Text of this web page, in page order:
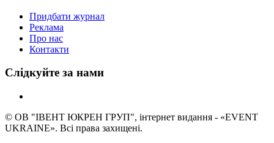
Придбати журнал
Реклама
Про нас
Контакти
Слідкуйте за нами
© ОВ "ІВЕНТ ЮКРЕН ГРУП", інтернет видання - «EVENT
UKRAINE». Всі права захищені.